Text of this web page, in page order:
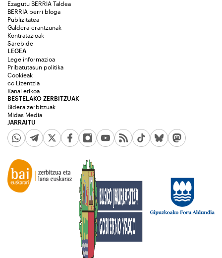
Ezagutu BERRIA Taldea
BERRIA berri bloga
Publizitatea
Galdera-erantzunak
Kontratazioak
Sarebide
JARRAITU
LEGEA
Lege informazioa
Pribatutasun politika
Cookieak
cc Lizentzia
Kanal etikoa
BESTELAKO ZERBITZUAK
Bidera zerbitzuak
Midas Media